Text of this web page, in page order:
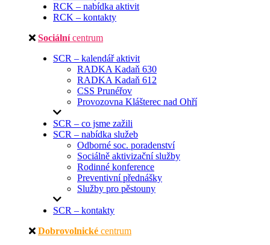
RCK – nabídka aktivit
RCK – kontakty
Sociální centrum
SCR – kalendář aktivit
RADKA Kadaň 630
RADKA Kadaň 612
CSS Prunéřov
Provozovna Klášterec nad Ohří
SCR – co jsme zažili
SCR – nabídka služeb
Odborné soc. poradenství
Sociálně aktivizační služby
Rodinné konference
Preventivní přednášky
Služby pro pěstouny
SCR – kontakty
Dobrovolnické centrum